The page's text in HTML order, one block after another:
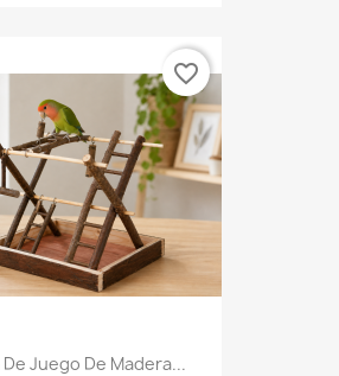
Juego De Madera...
favorite_border